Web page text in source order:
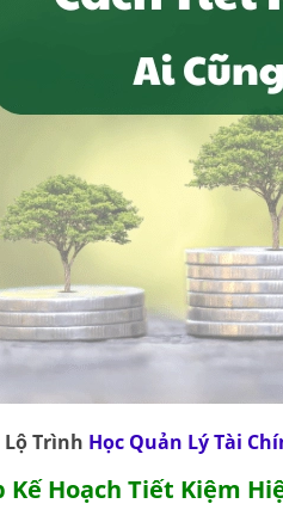
Lộ Trình Học Quản Lý Tài
Kế Hoạch Tiết Kiệm